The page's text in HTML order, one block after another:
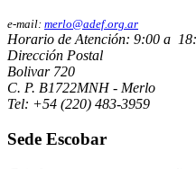
e-mail: merlo@adef.org.ar
Horario de Atención: 9:00 a
Dirección Postal
Bolivar 720
C. P. B1722MNH - Merlo
Tel: +54 (220) 483-3959
Sede Escobar